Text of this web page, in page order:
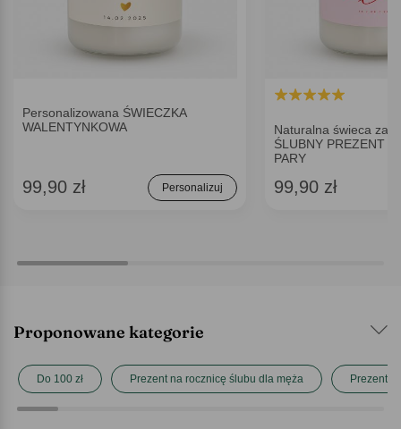
Personalizowana ŚWIECZKA
WALENTYNKOWA
99,90 zł Personalizuj
Naturalna świeca
ŚLUBNY PREZENT
PARY
99,90 zł
Proponowane kategorie
Do 100 zł Prezent na rocznicę ślubu dla męża Prezent